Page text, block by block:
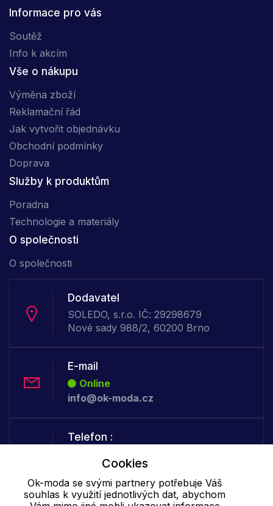
Informace pro vás
Soutěž
Info k akcím
Vše o nákupu
Výměna zboží
Reklamační řád
Jak vytvořit objednávku
Obchodní podmínky
Doprava
Služby k produktům
Poradna
Technologie a materiály
O společnosti
O společnosti
Dodavatel
SOLEDO, s.r.o. IČ: 29298679
Nové sady 988/2, 60200 Brno
E-mail
Online
info@ok-moda.cz
Telefon :
+420 702 000 160
Cookies
Ok-moda se svými partnery potřebuje Váš
souhlas k využití jednotlivých dat, abychom